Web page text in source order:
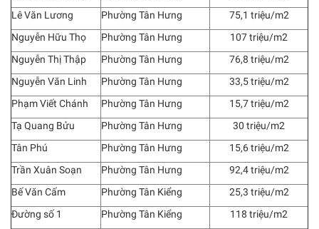
Lê Văn Lương
Phường Tân Hưng
75,1 triệu/m2
Nguyễn Hữu Thọ
Phường Tân Hưng
107 triệu/m2
Nguyễn Thị Thập
Phường Tân Hưng
76,8 triệu/m2
Nguyễn Văn Linh
Phường Tân Hưng
33,5 triệu/m2
Phạm Viết Chánh
Phường Tân Hưng
15,7 triệu/m2
Tạ Quang Bửu
Phường Tân Hưng
30 triệu/m2
Tân Phú
Phường Tân Hưng
15,6 triệu/m2
Trần Xuân Soạn
Phường Tân Hưng
92,4 triệu/m2
Bế Văn Cấm
Phường Tân Kiểng
25,3 triệu/m2
Đường số 1
Phường Tân Kiểng
118 triệu/m2